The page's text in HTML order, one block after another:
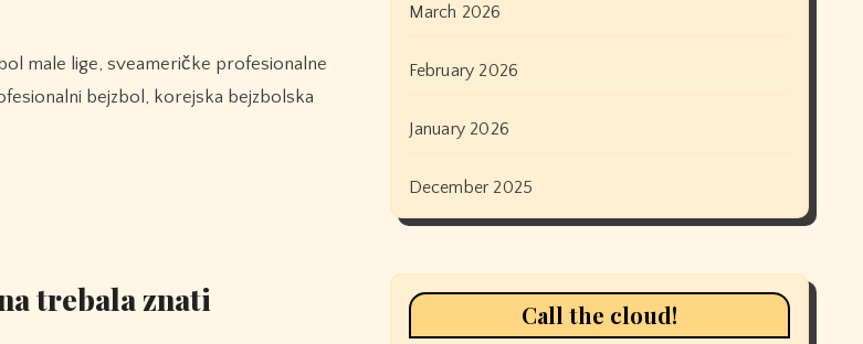
bejzbol, korejska bejzbolska
trebala znati
March 2026
February 2026
January 2026
December 2025
Call the cloud!